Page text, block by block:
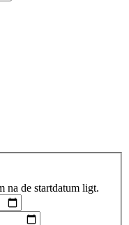
na de startdatum ligt.